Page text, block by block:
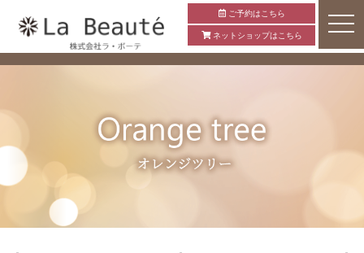
ご予約はこちら
ネットショップはこちら